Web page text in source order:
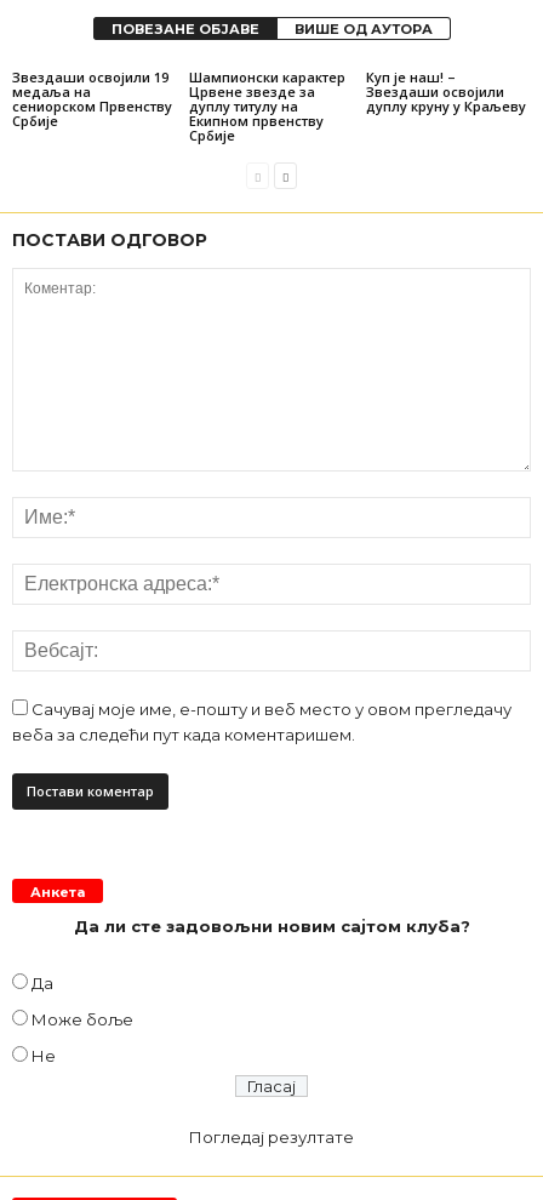
ПОВЕЗАНЕ ОБЈАВЕ ВИШЕ ОД АУТОРА
Звездаши освојили 19
медаља на
сениорском Првенству
Србије
Шампионски карактер
Црвене звезде за
дуплу титулу на
Екипном првенству
Србије
Куп је наш! –
Звездаши освојили
дуплу круну у Краљеву
ПОСТАВИ ОДГОВОР
Сачувај моје име, е-пошту и веб место у овом прегледачу
веба за следећи пут када коментаришем.
Анкета
Да ли сте задовољни новим сајтом клуба?
Да
Може боље
Не
Погледај резултате